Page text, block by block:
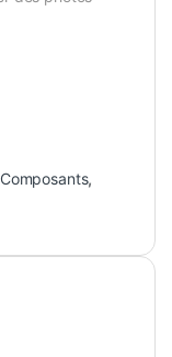
Composants,